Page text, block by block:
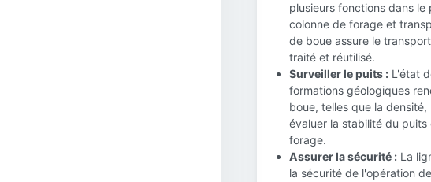
plusieurs fonctions dans
colonne de forage et
de boue assure le
traité et réutilisé.
Surveiller le puits : L'état
formations géologiques
boue, telles que la
évaluer la stabilité du
forage.
Assurer la sécurité : La
la sécurité de l'opération